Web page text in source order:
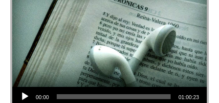
Audio Player
00:00 01:00:23